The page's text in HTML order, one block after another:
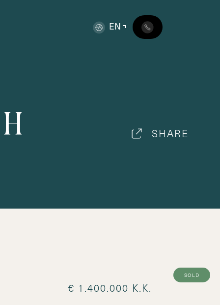
EN
H SHARE
sold
€ 1.400.000 K.K.